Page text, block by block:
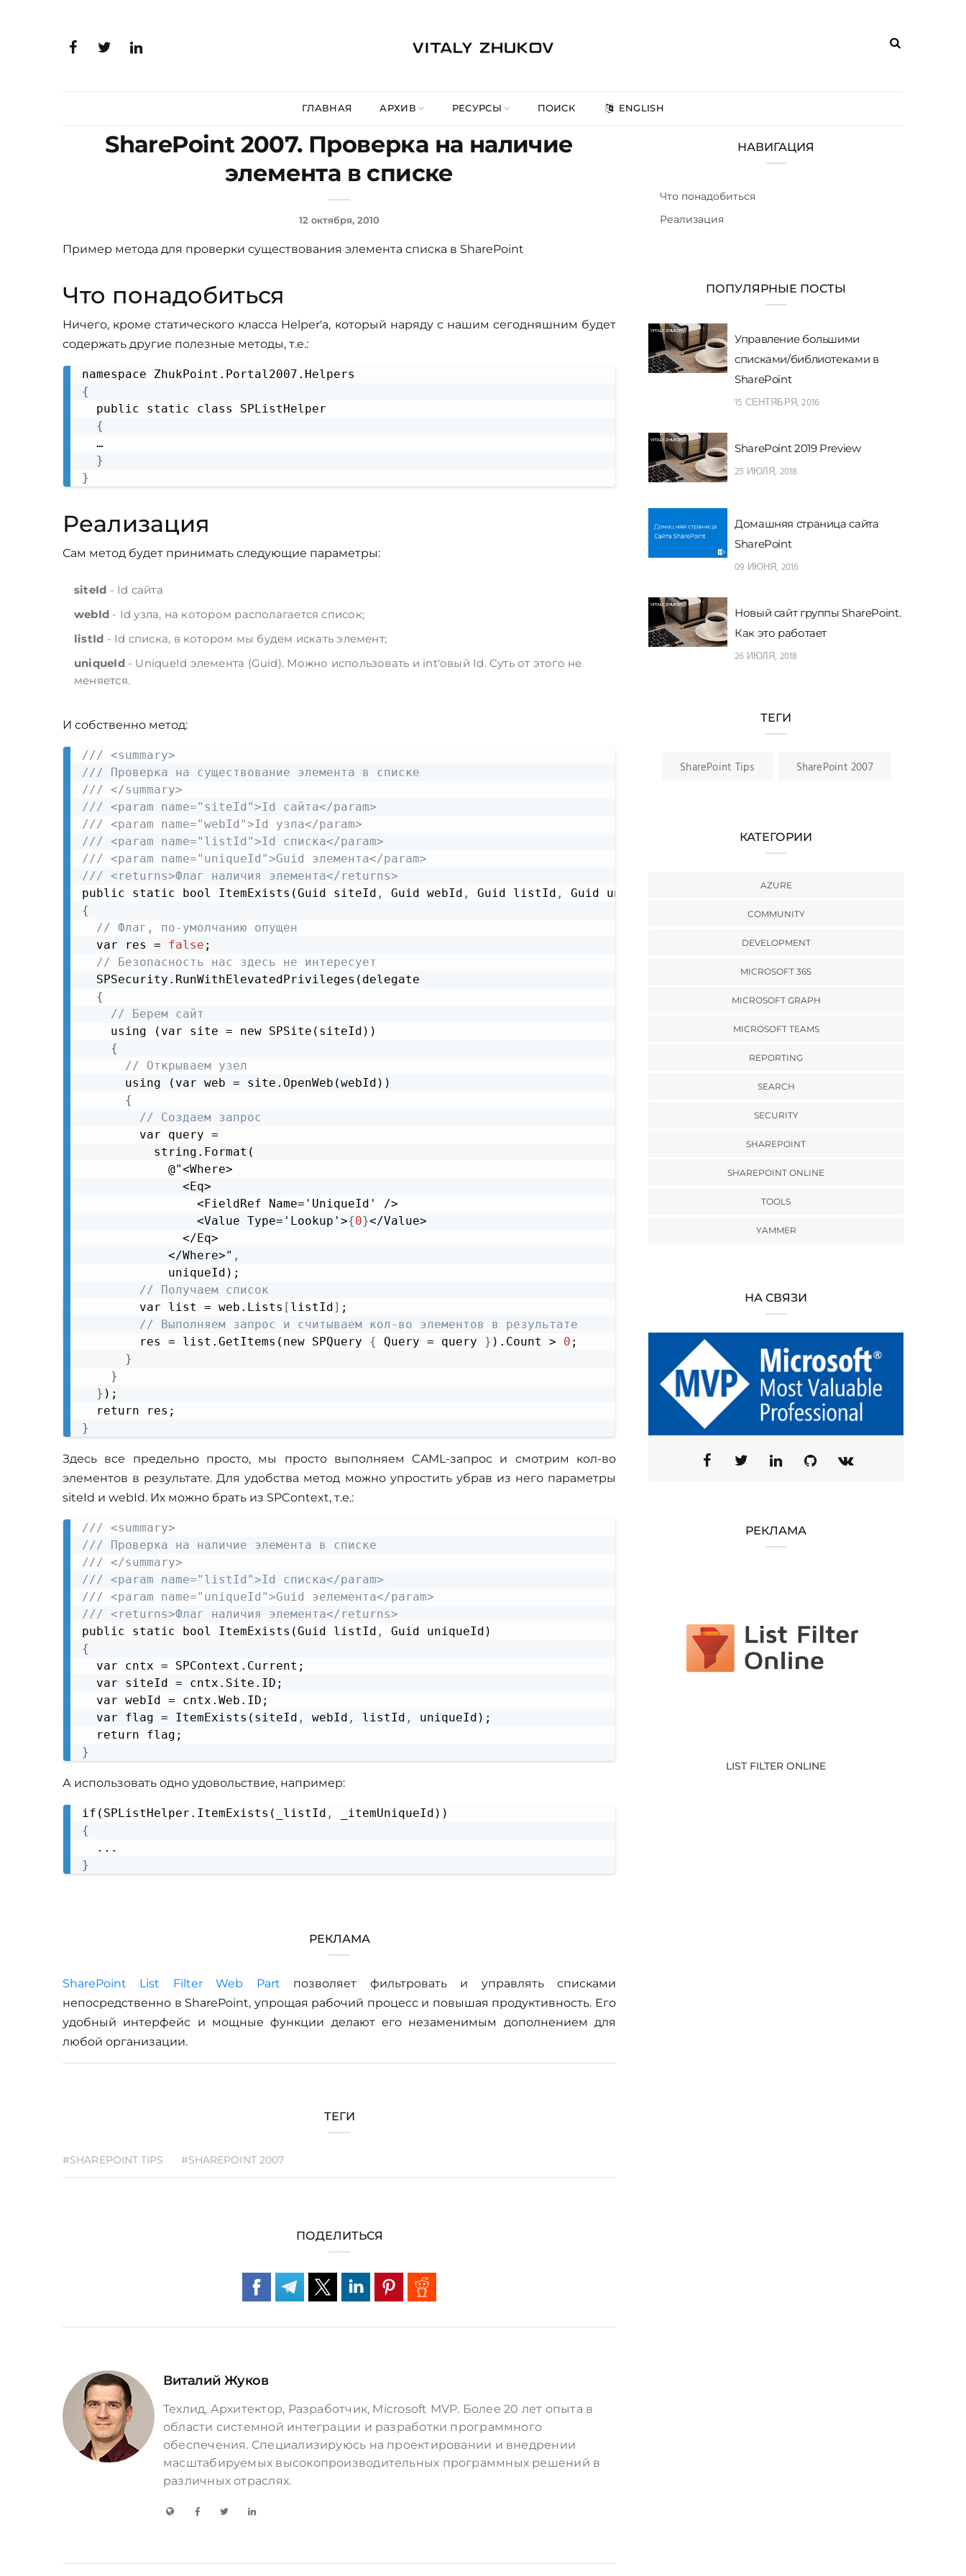
ГЛАВНАЯ АРХИВ РЕСУРСЫ ПОИСК ENGLISH
SharePoint 2007. Проверка на наличие
элемента в списке
12 октября, 2010
Пример метода для проверки существования элемента списка в SharePoint
Что понадобиться
Ничего, кроме статического класса Helper'а, который наряду с нашим сегодняшним будет
содержать другие полезные методы, т.е.:
{
  public static class SPListHelper
{
  …
}
}
Реализация
Сам метод будет принимать следующие параметры:
siteId - Id сайта
webId - Id узла, на котором располагается список;
listId - Id списка, в котором мы будем искать элемент;
uniqueId- UniqueId элемента (Guid). Можно использовать и int'овый Id. Суть от этого не
меняется.
И собственно метод:
/// <summary>
/// Проверка на существование элемента в списке
/// </summary>
/// <param name="siteId">Id сайта</param>
/// <param name="webId">Id узла</param>
/// <param name="listId">Id списка</param>
/// <param name="uniqueId">Guid элемента</param>
/// <returns>Флаг наличия элемента</returns>
public static bool ItemExists(Guid siteId , Guid webId , Guid listId ,
{
// Флаг, по-умолчанию опущен
  var res =
false ;
// Безопасность нас здесь не интересует
  SPSecurity.RunWithElevatedPrivileges(delegate
{
// Берем сайт
    using (var site = new SPSite(siteId))
{
// Открываем узел
      using (var web = site.OpenWeb(webId))
{
// Создаем запрос
        var query =
          string.Format(
            @"<Where>
              <Eq>
                <FieldRef Name='UniqueId' />
                <Value Type='Lookup'>
{0}</Value>
              </Eq>
            </Where>"
,
            uniqueId);
// Получаем список
        var list = web.Lists
[ listId] ;
// Выполняем запрос и считываем кол-во элементов в результате
        res = list.GetItems(new SPQuery
{ Query = query } ).Count > 0 ;
}
}
} );
}
Здесь все предельно просто, мы просто выполняем CAML-запрос и смотрим кол-во
элементов в результате. Для удобства метод можно упростить убрав из него параметры
siteId и webId. Их можно брать из SPContext, т.е.:
/// <summary>
/// Проверка на наличие элемента в списке
/// </summary>
/// <param name="listId">Id списка</param>
/// <param name="uniqueId">Guid эелемента</param>
/// <returns>Флаг наличия элемента</returns>
public static bool ItemExists(Guid listId ,
{
  var cntx = SPContext.Current;
  var siteId = cntx.Site.ID;
  var webId = cntx.Web.ID;
  var flag = ItemExists(siteId
, webId , listId ,
uniqueId);
}
А использовать одно удовольствие, например:
if(SPListHelper.ItemExists(_listId ,
{
}
РЕКЛАМА
SharePoint List Filter Web Part позволяет фильтровать и управлять списками
непосредственно в SharePoint, упрощая рабочий процесс и повышая продуктивность. Его
удобный интерфейс и мощные функции делают его незаменимым дополнением для
любой организации.
ТЕГИ
#SHAREPOINT TIPS #SHAREPOINT 2007
ПОДЕЛИТЬСЯ
Виталий Жуков
Техлид, Архитектор, Разработчик, Microsoft MVP. Более 20 лет опыта в
области системной интеграции и разработки программного
обеспечения. Специализируюсь на проектировании и внедрении
масштабируемых высокопроизводительных программных решений в
различных отраслях.
НАВИГАЦИЯ
Что понадобиться
Реализация
ПОПУЛЯРНЫЕ ПОСТЫ
Управление большими
списками/библиотеками в
SharePoint
15 СЕНТЯБРЯ, 2016
SharePoint 2019 Preview
25 ИЮЛЯ, 2018
Домашняя страница сайта
SharePoint
09 ИЮНЯ, 2016
Новый сайт группы SharePoint.
Как это работает
26 ИЮЛЯ, 2018
ТЕГИ
SharePoint Tips SharePoint 2007
КАТЕГОРИИ
AZURE
COMMUNITY
DEVELOPMENT
MICROSOFT 365
MICROSOFT GRAPH
MICROSOFT TEAMS
REPORTING
SEARCH
SECURITY
SHAREPOINT
SHAREPOINT ONLINE
TOOLS
YAMMER
НА СВЯЗИ
РЕКЛАМА
LIST FILTER ONLINE